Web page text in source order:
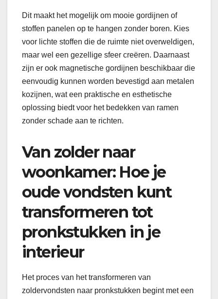
Dit maakt het mogelijk om mooie gordijnen of
stoffen panelen op te hangen zonder boren. Kies
voor lichte stoffen die de ruimte niet overweldigen,
maar wel een gezellige sfeer creëren. Daarnaast
zijn er ook magnetische gordijnen beschikbaar die
eenvoudig kunnen worden bevestigd aan metalen
kozijnen, wat een praktische en esthetische
oplossing biedt voor het bedekken van ramen
zonder schade aan te richten.
Van zolder naar
woonkamer: Hoe je
oude vondsten kunt
transformeren tot
pronkstukken in je
interieur
Het proces van het transformeren van
zoldervondsten naar pronkstukken begint met een